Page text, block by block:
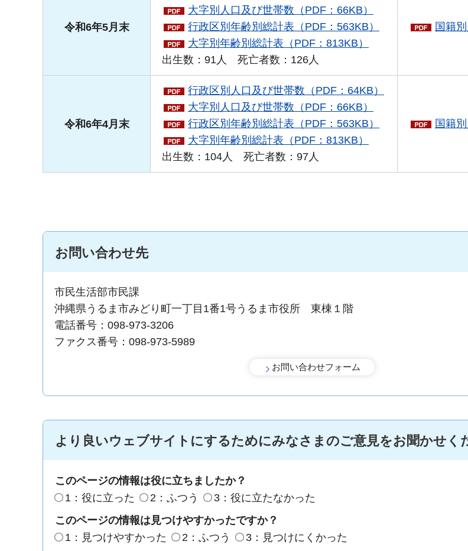
令和6年5月末
大字別人口及び世帯数（PDF：66KB）
行政区別年齢別総計表（PDF：563KB）
大字別年齢別総計表（PDF：813KB）
出生数：91人 死亡者数：126人
国籍
令和6年4月末
行政区別人口及び世帯数（PDF：64KB）
大字別人口及び世帯数（PDF：66KB）
行政区別年齢別総計表（PDF：563KB）
大字別年齢別総計表（PDF：813KB）
出生数：104人 死亡者数：97人
国籍
お問い合わせ先
市民生活部市民課
沖縄県うるま市みどり町一丁目1番1号うるま市役所 東棟１階
電話番号：098-973-3206
ファクス番号：098-973-5989
より良いウェブサイトにするためにみなさまのご意見をお聞かせく
このページの情報は役に立ちましたか？
1：役に立った
2：ふつう
3：役に立たなかった
このページの情報は見つけやすかったですか？
1：見つけやすかった
2：ふつう 3：見つけにくかった